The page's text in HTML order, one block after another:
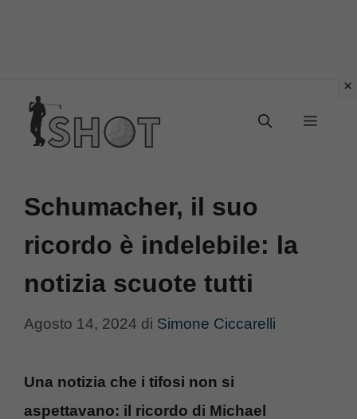
contenuto
Menu
Schumacher, il suo
ricordo è indelebile: la
notizia scuote tutti
Agosto 14, 2024 di Simone Ciccarelli
Una notizia che i tifosi non si
aspettavano: il ricordo di Michael